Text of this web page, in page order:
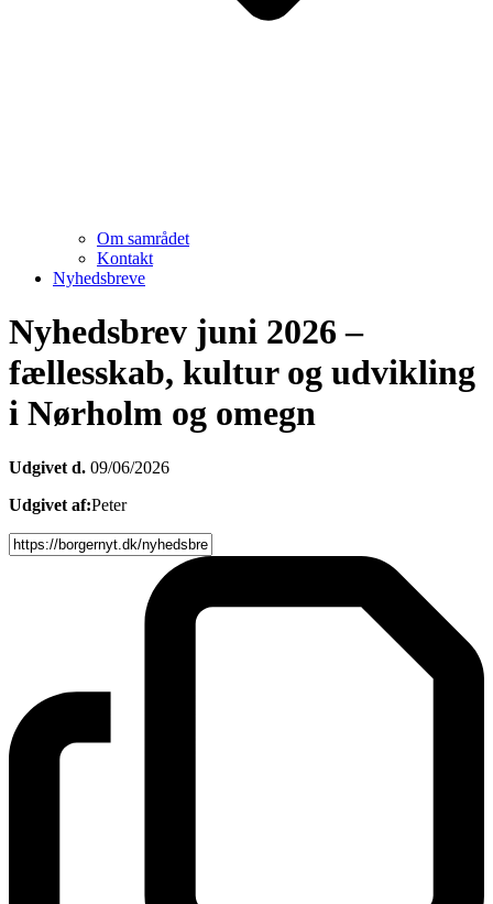
Om samrådet
Kontakt
Nyhedsbreve
Nyhedsbrev juni 2026 –
fællesskab, kultur og udvikling
i Nørholm og omegn
Udgivet d. 09/06/2026
Udgivet af:Peter